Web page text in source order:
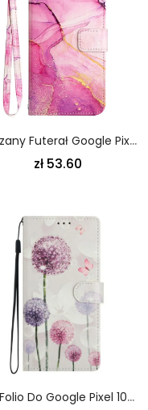
Skórzany Futerał Google Pixel 10a Etui Na Telefon Marmurkowy Wzór Z Paskiem
zł 53.60
Etui Folio Do Google Pixel 10a Mlecze